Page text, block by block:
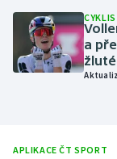
Lyže a
Moderní pětiboj
a
APLIKACE ČT SPORT